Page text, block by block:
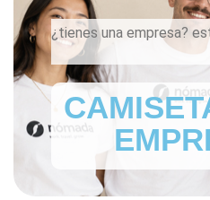
¿tienes una empresa?